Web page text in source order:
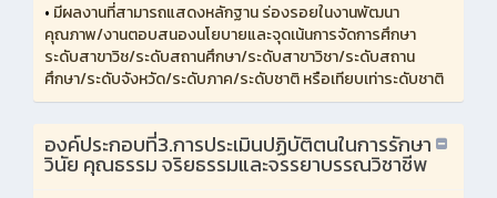
• มีผลงานที่สามารถแสดงหลักฐาน ร่องรอยในงานพัฒนา
คุณภาพ/งานตอบสนองนโยบายและจุดเน้นการจัดการศึกษา
ระดับสาขาวิช/ระดับสถานศึกษา/ระดับสาขาวิชา/ระดับสถาน
ศึกษา/ระดับจังหวัด/ระดับภาค/ระดับชาติ หรือเทียบเท่าระดับชาติ
องค์ประกอบที่3.การประเมินปฏิบัติตนในการรักษา
วินัย คุณธรรม จริยธรรมและจรรยาบรรณวิชาชีพ